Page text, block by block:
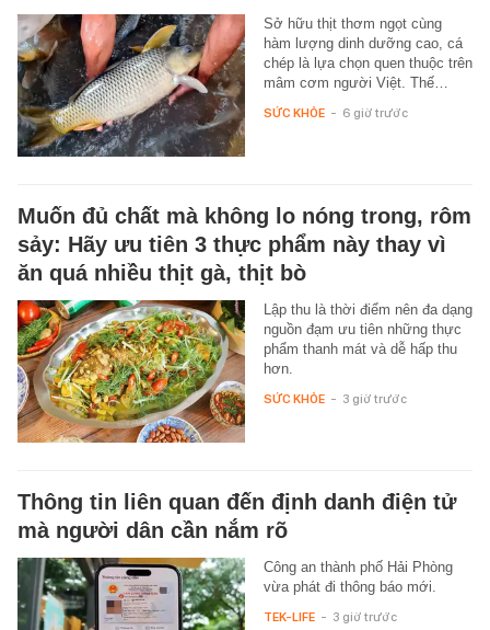
Sở hữu thịt thơm ngọt cùng
hàm lượng dinh dưỡng cao, cá
chép là lựa chọn quen thuộc trên
mâm cơm người Việt. Thế…
SỨC KHỎE - 6 giờ trước
Muốn đủ chất mà không lo nóng trong, rôm
sảy: Hãy ưu tiên 3 thực phẩm này thay vì
ăn quá nhiều thịt gà, thịt bò
Lập thu là thời điểm nên đa dạng
nguồn đạm ưu tiên những thực
phẩm thanh mát và dễ hấp thu
hơn.
SỨC KHỎE - 3 giờ trước
Thông tin liên quan đến định danh điện tử
mà người dân cần nắm rõ
Công an thành phố Hải Phòng
vừa phát đi thông báo mới.
TEK-LIFE - 3 giờ trước